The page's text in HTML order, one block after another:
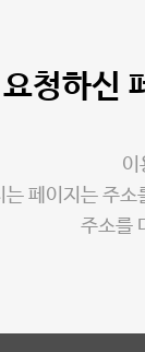
요청하신
이
는 페이지는 주소
주소를